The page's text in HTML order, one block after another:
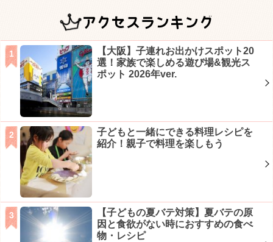
アクセスランキング
【大阪】子連れお出かけスポット20
選！家族で楽しめる遊び場&観光ス
ポット 2026年ver.
子どもと一緒にできる料理レシピを
紹介！親子で料理を楽しもう
【子どもの夏バテ対策】夏バテの原
因と食欲がない時におすすめの食べ
物・レシピ